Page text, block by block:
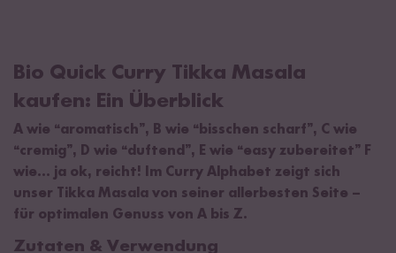
Bio Quick Curry Tikka Masala
kaufen: Ein Überblick
A wie “aromatisch”, B wie “bisschen scharf”, C wie
“cremig”, D wie “duftend”, E wie “easy zubereitet” F
wie... ja ok, reicht! Im Curry Alphabet zeigt sich
unser Tikka Masala von seiner allerbesten Seite –
für optimalen Genuss von A bis Z.
Zutaten & Verwendung